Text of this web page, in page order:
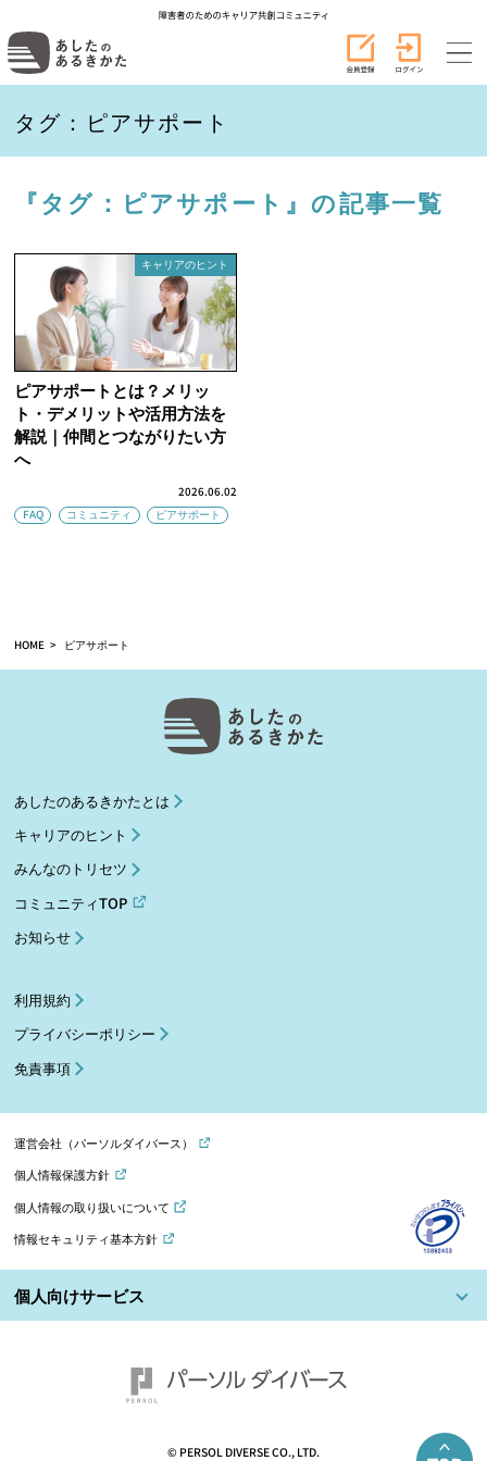
タグ：ピアサポート
『タグ：ピアサポート』の記事一覧
キャリアのヒント
ピアサポートとは？メリッ
ト・デメリットや活用方法を
解説｜仲間とつながりたい方
へ
2026.06.02
FAQ
コミュニティ ピアサポート
HOME ピアサポート
あしたのあるきかたとは
キャリアのヒント
みんなのトリセツ
コミュニティTOP
お知らせ
利用規約
プライバシーポリシー
免責事項
個人向けサービス
運営会社（パーソルダイバース）
個人情報保護方針
個人情報の取り扱いについて
情報セキュリティ基本方針
© PERSOL DIVERSE CO., LTD.